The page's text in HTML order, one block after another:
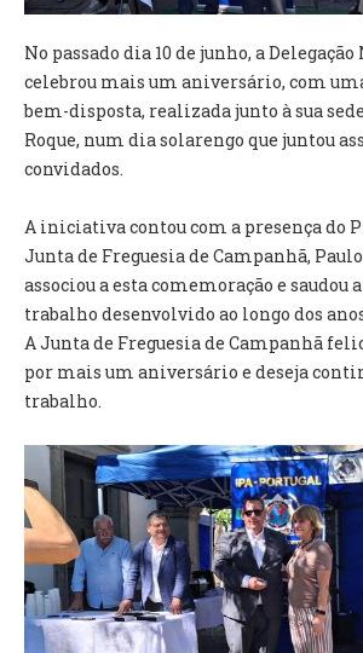
AUTARQUIA
CONSTITUIÇÃO
PRESIDENTE
EXECUTIVO E PELOUROS
ASSEMBLEIA DE FREGUESIA
DOCUMENTOS
ATAS E DOCUMENTOS DA ASSEMBLEIA
EDITAIS
REGULAMENTOS E TAXAS
RELATÓRIO E CONTAS
INVENTÁRIO
RECRUTAMENTO PESSOAL
CÓDIGO DE CONDUTA
ORÇAMENTO COLABORATIVO
FUNDO DE APOIO AO ASSOCIATIVISMO
SUBVENÇÕES PÚBLICAS
No passado dia 10 de junho, a
celebrou mais um aniversário, com
bem-disposta, realizada junto à sua
Roque, num dia solarengo que juntou
convidados.
A iniciativa contou com a presença do
Junta de Freguesia de Campanhã,
associou a esta comemoração e saudou
trabalho desenvolvido ao longo dos
A Junta de Freguesia de Campanhã
por mais um aniversário e deseja
trabalho.